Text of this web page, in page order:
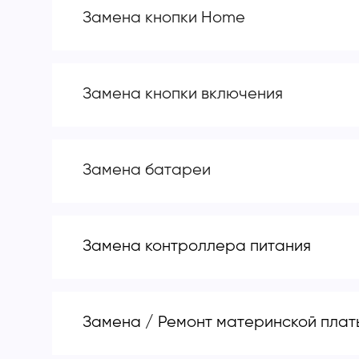
Замена кнопки Home
Замена кнопки включения
Замена батареи
Замена контроллера питания
Замена / Ремонт материнской